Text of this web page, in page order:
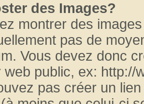
des Images?
montrer des
pas de
Vous devez donc
web public, ex: http://
pas créer un